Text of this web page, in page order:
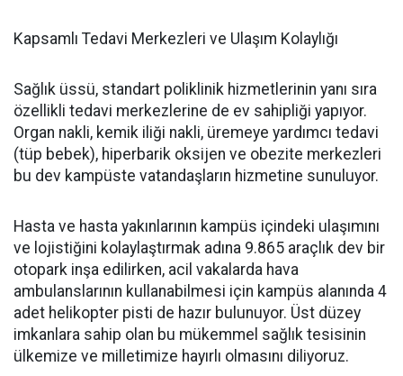
Kapsamlı Tedavi Merkezleri ve Ulaşım Kolaylığı
Sağlık üssü, standart poliklinik hizmetlerinin yanı sıra
özellikli tedavi merkezlerine de ev sahipliği yapıyor.
Organ nakli, kemik iliği nakli, üremeye yardımcı tedavi
(tüp bebek), hiperbarik oksijen ve obezite merkezleri
bu dev kampüste vatandaşların hizmetine sunuluyor.
Hasta ve hasta yakınlarının kampüs içindeki ulaşımını
ve lojistiğini kolaylaştırmak adına 9.865 araçlık dev bir
otopark inşa edilirken, acil vakalarda hava
ambulanslarının kullanabilmesi için kampüs alanında 4
adet helikopter pisti de hazır bulunuyor. Üst düzey
imkanlara sahip olan bu mükemmel sağlık tesisinin
ülkemize ve milletimize hayırlı olmasını diliyoruz.